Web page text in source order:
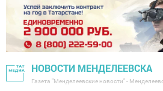
НОВОСТИ МЕНДЕЛЕЕВСКА
Газета "Менделеевские новости" -